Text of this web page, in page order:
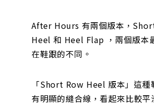
After Hours 有兩個版本，
Heel 和 Heel Flap ，兩個版本
在鞋跟的不同。
「Short Row Heel 版本」這種
有明顯的縫合線，看起來比較平